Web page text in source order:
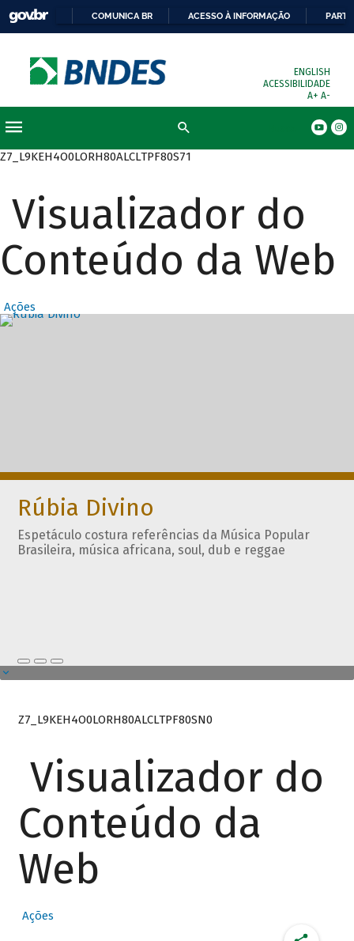
COMUNICA BR ACESSO À INFORMAÇÃO
ENGLISH
ACESSIBILIDADE
A+ A-
Z7_L9KEH4O0LORH80ALCLTPF80S71
Visualizador do
Conteúdo da Web
Ações
Destaques
Rúbia Divino
Espetáculo costura referências da Música Popular
Brasileira, música africana, soul, dub e reggae
Z7_L9KEH4O0LORH80ALCLTPF80SN0
Visualizador do
Conteúdo da
Web
Ações